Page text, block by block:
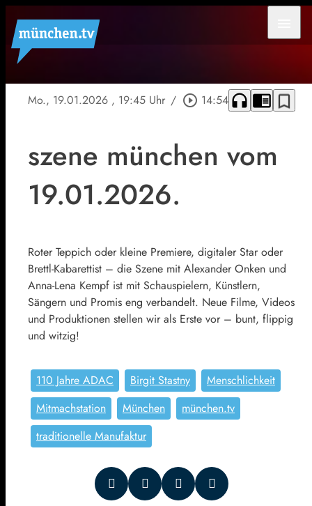
Mo., 19.01.2026 , 19:45 Uhr / play_circle_outline 14:54 headphones chrome_reader_mode bookmark_border
szene münchen vom
19.01.2026.
Roter Teppich oder kleine Premiere, digitaler Star oder
Brettl-Kabarettist – die Szene mit Alexander Onken und
Anna-Lena Kempf ist mit Schauspielern, Künstlern,
Sängern und Promis eng verbandelt. Neue Filme, Videos
und Produktionen stellen wir als Erste vor – bunt, flippig
und witzig!
110 Jahre ADAC Birgit Stastny
Menschlichkeit
Mitmachstation
München
münchen.tv
traditionelle Manufaktur